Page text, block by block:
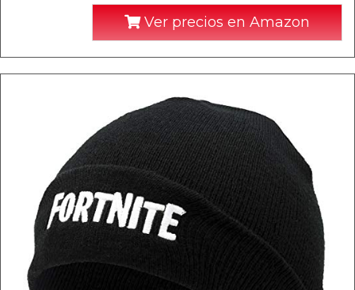
Ver precios en Amazon